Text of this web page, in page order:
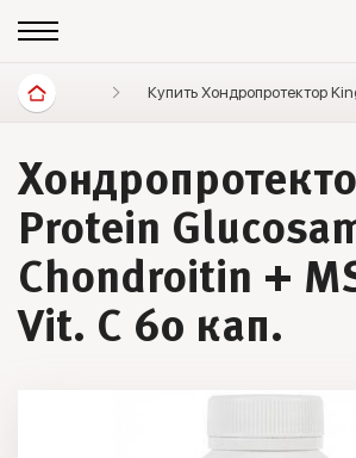
Витамины и минералы
Купить Хондропротектор
Protein
Chondroitin +
Vit. C 60 кап.